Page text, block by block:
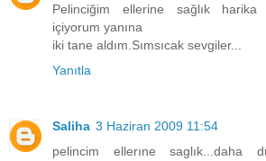
Pelinciğim ellerine sağlık harika
içiyorum yanına
iki tane aldım.Sımsıcak sevgiler...
Yanıtla
Saliha 3 Haziran 2009 11:54
pelincim ellerıne saglık...daha